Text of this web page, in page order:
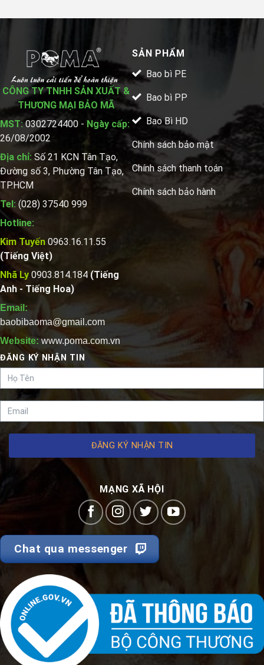
CÔNG TY TNHH SẢN XUẤT &
THƯƠNG MẠI BẢO MÃ
MST:0302724400 - Ngày cấp:
26/08/2002
Địa chỉ: Số 21 KCN Tân Tạo,
Đường số 3, Phường Tân Tạo,
TP.HCM
Tel: (028) 37540 999
Hotline:
Kim Tuyến 0963.16.11.55
(Tiếng Việt)
Nhã Ly 0903.814.184 (Tiếng
Anh - Tiếng Hoa)
Email:
baobibaoma@gmail.com
Website:www.poma.com.vn
SẢN PHẨM
Bao bì PE
Bao bì PP
Bao Bì HD
Chính sách bảo mật
Chính sách thanh toán
Chính sách bảo hành
ĐĂNG KÝ NHẬN TIN
ĐĂNG KÝ NHẬN TIN
MẠNG XÃ HỘI
Chat qua messenger